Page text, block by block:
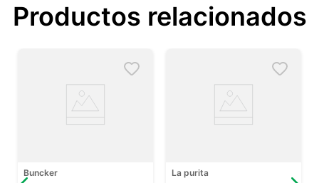
Productos relacionados
Buncker La purita